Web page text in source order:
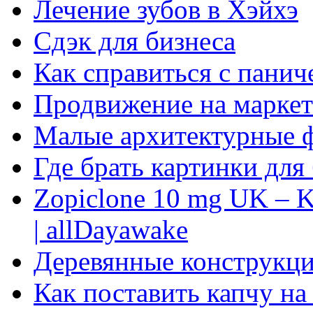
Лечение зубов в Хэйхэ
Сдэк для бизнеса
Как справиться с
Продвижение на
Малые архитектурные
Где брать картинки
Zopiclone 10 mg UK –
| allDayawake
Деревянные
Как поставить капчу